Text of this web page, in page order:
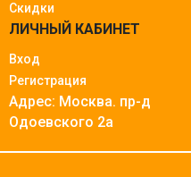
Скидки
ЛИЧНЫЙ КАБИНЕТ
Вход
Регистрация
Адрес: Москва. пр-д
Одоевского 2а